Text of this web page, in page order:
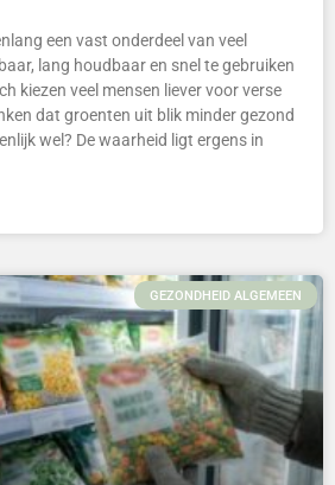
een vast onderdeel van veel
lang houdbaar en snel te gebruiken
kiezen veel mensen liever voor verse
dat groenten uit blik minder gezond
wel? De waarheid ligt ergens in
GEZONDHEID ALGEMEEN